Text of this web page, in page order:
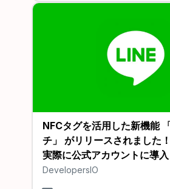
NFCタグを活用した新機能
チ」 がリリースされました
実際に公式アカウントに導
DevelopersIO